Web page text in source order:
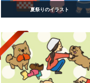
夏祭りのイラスト